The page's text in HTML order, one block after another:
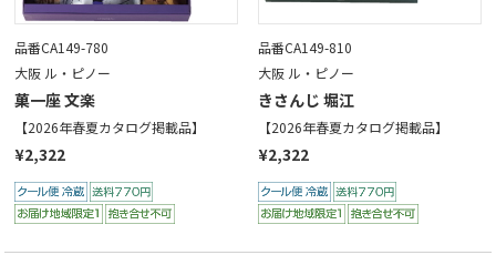
品番CA149-780
大阪 ル・ピノー
菓一座 文楽
【2026年春夏カタログ掲載品】
¥2,322
品番CA149-810
大阪 ル・ピノー
きさんじ 堀江
【2026年春夏カタログ掲載品】
¥2,322